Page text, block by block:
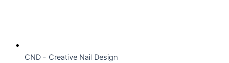
CND - Creative Nail Design